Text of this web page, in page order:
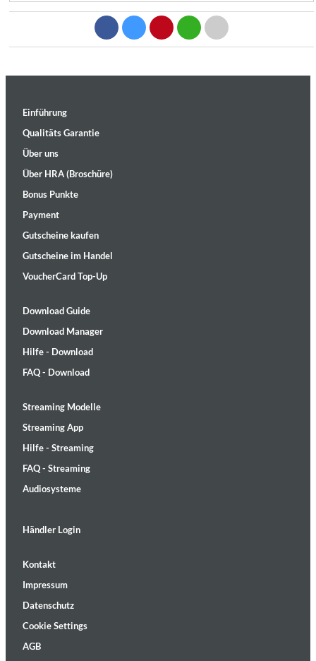
Einführung
Qualitäts Garantie
Über uns
Über HRA (Broschüre)
Bonus Punkte
Payment
Gutscheine kaufen
Gutscheine im Handel
VoucherCard Top-Up
Download Guide
Download Manager
Hilfe - Download
FAQ - Download
Streaming Modelle
Streaming App
Hilfe - Streaming
FAQ - Streaming
Audiosysteme
Händler Login
Kontakt
Impressum
Datenschutz
Cookie Settings
AGB